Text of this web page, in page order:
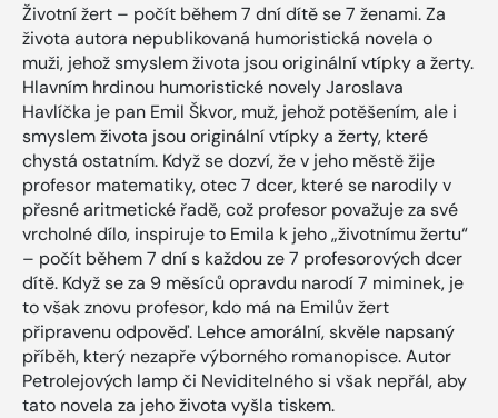
Životní žert – počít během 7 dní dítě se 7 ženami. Za
života autora nepublikovaná humoristická novela o
muži, jehož smyslem života jsou originální vtípky a žerty.
Hlavním hrdinou humoristické novely Jaroslava
Havlíčka je pan Emil Škvor, muž, jehož potěšením, ale i
smyslem života jsou originální vtípky a žerty, které
chystá ostatním. Když se dozví, že v jeho městě žije
profesor matematiky, otec 7 dcer, které se narodily v
přesné aritmetické řadě, což profesor považuje za své
vrcholné dílo, inspiruje to Emila k jeho „životnímu žertu“
– počít během 7 dní s každou ze 7 profesorových dcer
dítě. Když se za 9 měsíců opravdu narodí 7 miminek, je
to však znovu profesor, kdo má na Emilův žert
připravenu odpověď. Lehce amorální, skvěle napsaný
příběh, který nezapře výborného romanopisce. Autor
Petrolejových lamp či Neviditelného si však nepřál, aby
tato novela za jeho života vyšla tiskem.